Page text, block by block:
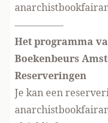
—————
Het programma
Boekenbeurs
Reserveringen
Je kan een